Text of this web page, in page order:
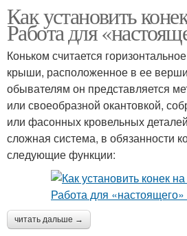
Как установить
Работа для
Коньком считается
крыши, расположенное в ее
обывателям он представляется
или своеобразной окантовкой,
или фасонных кровельных
сложная система, в обязанности
следующие функции:
читать дальше →